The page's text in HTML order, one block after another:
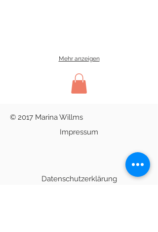
Mehr anzeigen
© 2017 Marina Willms
Impressum
Datenschutzerklärung